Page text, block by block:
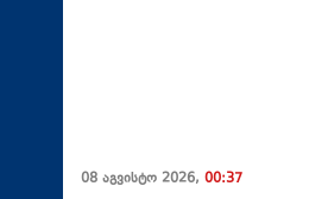
08 აგვისტო 2026, 00:37